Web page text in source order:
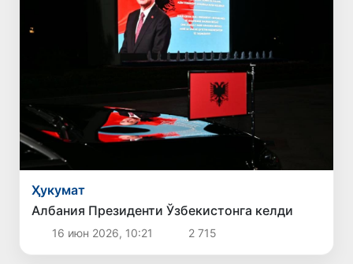
Ҳукумат
Албания Президенти Ўзбекистонга келди
16 июн 2026, 10:21 2 715